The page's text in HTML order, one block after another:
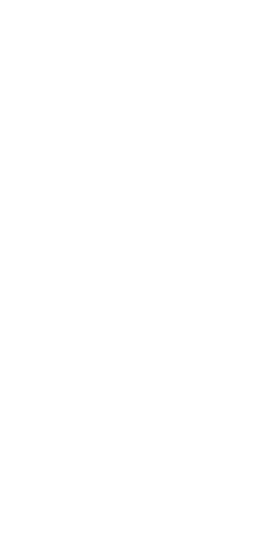
相关技术覆盖：服务器/VPS/主机、